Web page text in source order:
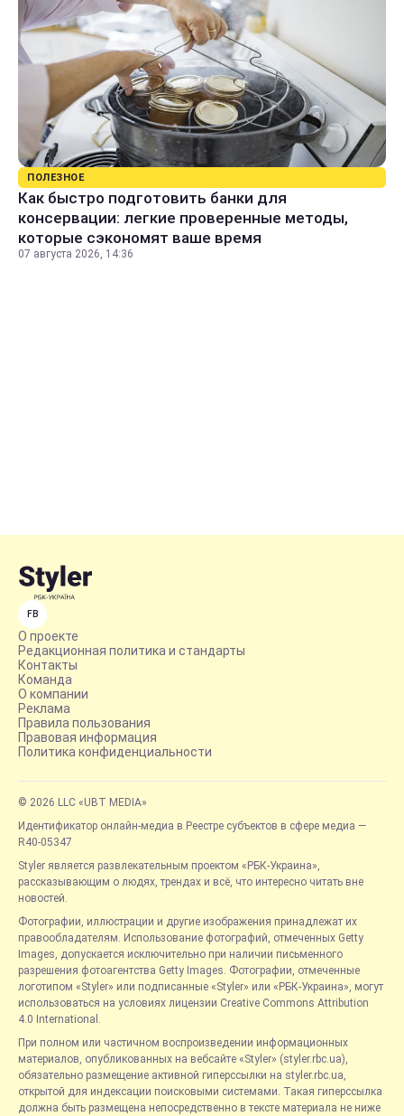
ПОЛЕЗНОЕ
Как быстро подготовить банки для
консервации: легкие проверенные методы,
которые сэкономят ваше время
07 августа 2026, 14:36
FB
О проекте
Редакционная политика и стандарты
Контакты
Команда
О компании
Реклама
Правила пользования
Правовая информация
Политика конфиденциальности
© 2026 LLC «UBT MEDIA»
Идентификатор онлайн-медиа в Реестре субъектов в сфере медиа —
R40-05347
Styler является развлекательным проектом «РБК-Украина»,
рассказывающим о людях, трендах и всё, что интересно читать вне
новостей.
Фотографии, иллюстрации и другие изображения принадлежат их
правообладателям. Использование фотографий, отмеченных Getty
Images, допускается исключительно при наличии письменного
разрешения фотоагентства Getty Images. Фотографии, отмеченные
логотипом «Styler» или подписанные «Styler» или «РБК-Украина», могут
использоваться на условиях лицензии Creative Commons Attribution
4.0 International.
При полном или частичном воспроизведении информационных
материалов, опубликованных на вебсайте «Styler» (styler.rbc.ua),
обязательно размещение активной гиперссылки на styler.rbc.ua,
открытой для индексации поисковыми системами. Такая гиперссылка
должна быть размещена непосредственно в тексте материала не ниже